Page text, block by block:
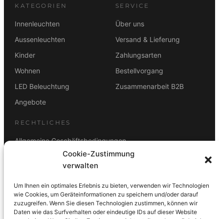
Cookie-Zustimmung
verwalten
Um Ihnen ein optimales Erlebnis zu bieten, verwenden wir Technologien
wie Cookies, um Geräteinformationen zu speichern und/oder darauf
zuzugreifen. Wenn Sie diesen Technologien zustimmen, können wir
Daten wie das Surfverhalten oder eindeutige IDs auf dieser Website
KATEGORIEN
Innenleuchten
Aussenleuchten
Kinder
Wohnen
LED Beleuchtung
Angebote
SERVICE
Über uns
Versand & Lieferung
Zahlungsarten
Bestellvorgang
Zusammenarbeit B2B
RECHTLICHES
Allgemeine Geschäftsbedingungen
Rücktrittsbelehrung
ZAHLUNGSARTEN